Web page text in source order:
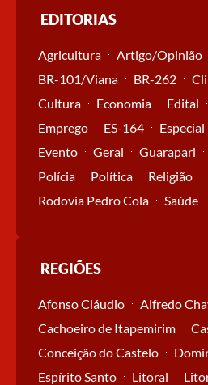
EDITORIAS
Agricultura Artigo/Opinião
BR-101/Viana
BR-262
Cultura
Economia Edital
Emprego
ES-164 Especial
Evento
Geral Guarapari
Polícia
Política
Religião
Rodovia Pedro Cola
Saúde
REGIÕES
Afonso Cláudio Alfredo
Cachoeiro de Itapemirim
Conceição do Castelo
Espírito Santo
Litoral